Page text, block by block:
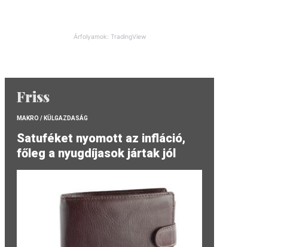
Árfolyamok: TradingView
Friss
MAKRO / KÜLGAZDASÁG
Satuféket nyomott az infláció,
főleg a nyugdíjasok jártak jól